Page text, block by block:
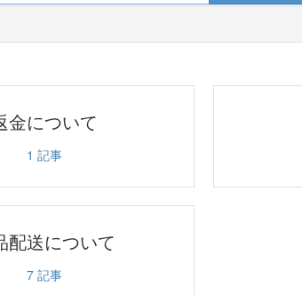
金について
1 記事
配送について
7記事